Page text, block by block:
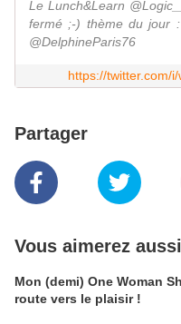
Le Lunch&Learn
fermé ;-) thème du jour
@DelphineParis76
https://twitter.com/
Partager
Vous aimerez aussi
Mon (demi) One Woman
route vers le plaisir !